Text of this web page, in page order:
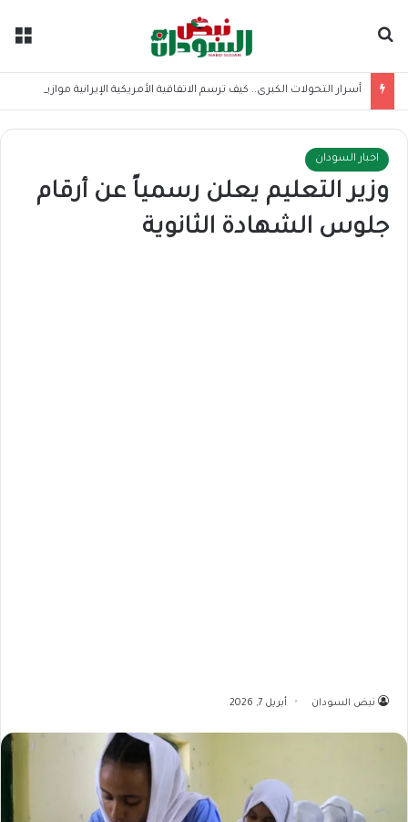
أسرار التحولات الكبرى.. كيف ترسم الاتفاقية الأمريكية الإيرانية موازين القوى بالمنطقة؟
اخبار السودان
وزير التعليم يعلن ​رسمياً عن أرقام
جلوس الشهادة الثانوية
نبض السودان أبريل 7, 2026